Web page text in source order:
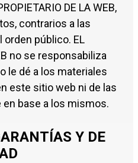
DE LA WEB,
contrarios a las
público. EL
no se responsabiliza
le dé a los materiales
este sitio web ni de las
base a los mismos.
Y DE